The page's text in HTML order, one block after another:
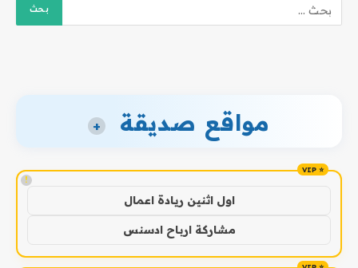
مواقع صديقة +
!
اول اثنين ريادة اعمال
مشاركة ارباح ادسنس